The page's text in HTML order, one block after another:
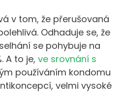
v tom, že přerušovaná
Odhaduje se, že
se pohybuje na
A to je, ve srovnání s
používáním kondomu
velmi vysoké